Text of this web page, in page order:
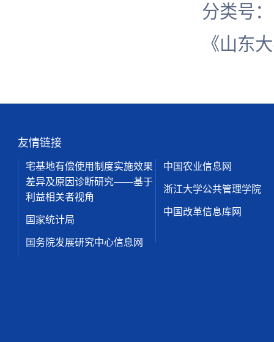
分类号
《山东
友情链接
宅基地有偿使用制度实施效果
差异及原因诊断研究——基于
利益相关者视角
国家统计局
国务院发展研究中心信息网
中国农业信息网
浙江大学公共管理学院
中国改革信息库网